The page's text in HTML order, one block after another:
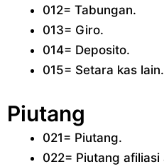
012= Tabungan.
013= Giro.
014= Deposito.
015= Setara kas lain.
Piutang
021= Piutang.
022= Piutang